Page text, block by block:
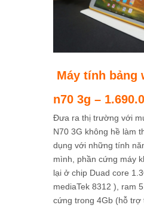
Máy tính bảng
n70 3g –
Đưa ra thị trường với
N70 3G không hề làm
dụng với những tính
mình, phần cứng máy
lại ở chip Duad core
mediaTek 8312 ), ram
cứng trong 4Gb (hỗ trợ